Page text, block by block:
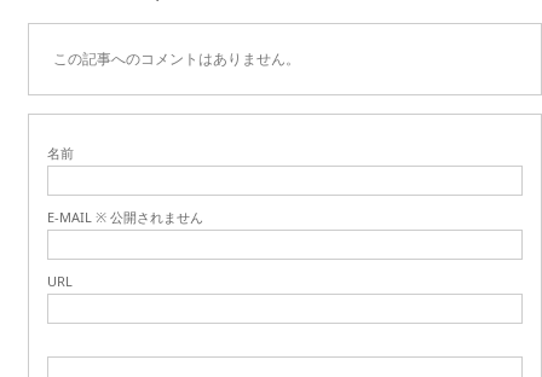
この記事へのコメントはありません。
名前
E-MAIL ※ 公開されません
URL